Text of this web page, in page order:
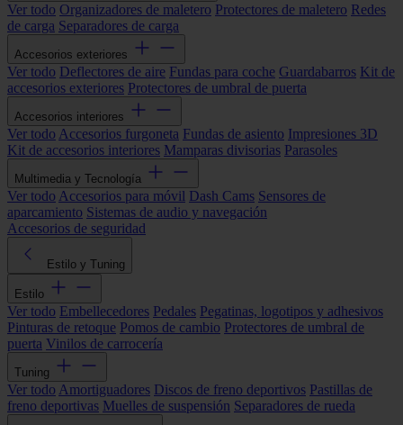
Ver todo Organizadores de maletero Protectores de maletero Redes
de carga Separadores de carga
Accesorios exteriores
Ver todo Deflectores de aire Fundas para coche Guardabarros Kit de
accesorios exteriores Protectores de umbral de puerta
Accesorios interiores
Ver todo Accesorios furgoneta Fundas de asiento Impresiones 3D
Kit de accesorios interiores Mamparas divisorias Parasoles
Multimedia y Tecnología
Ver todo Accesorios para móvil Dash Cams Sensores de
aparcamiento Sistemas de audio y navegación
Accesorios de seguridad
Estilo y Tuning
Estilo
Ver todo Embellecedores Pedales Pegatinas, logotipos y adhesivos
Pinturas de retoque Pomos de cambio Protectores de umbral de
puerta Vinilos de carrocería
Tuning
Ver todo Amortiguadores Discos de freno deportivos Pastillas de
freno deportivas Muelles de suspensión Separadores de rueda